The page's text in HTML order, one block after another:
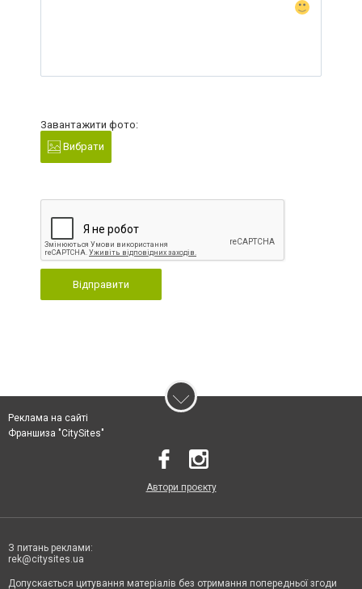
Завантажити фото:
Вибрати
Відправити
Реклама на сайті
Франшиза "CitySites"
Автори проєкту
З питань реклами:
rek@citysites.ua
Допускається цитування матеріалів без отримання попередньої згоди